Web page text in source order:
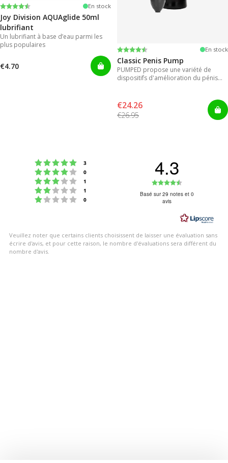
Note:
4.2 sur 5 étoiles En stock
Joy Division AQUAglide 50ml
lubrifiant
Un lubrifiant à base d’eau parmi les
plus populaires
€4.70
Note:
4.3 sur 5 étoiles En stock
Classic Penis Pump
PUMPED propose une variété de
dispositifs d'amélioration du pénis
€24.26
€26.95
Note : 5 étoiles sur 5
3
Note : 4 étoiles sur 5
0
Note : 3 étoiles sur 5
1
Note : 2 étoiles sur 5
1
Note : 1 étoiles sur 5
0
4.3
:
étoiles
sur
5
Basé sur 29 notes et 0
avis
Veuillez noter que certains clients choisissent de laisser une évaluation sans
écrire d'avis, et pour cette raison, le nombre d'évaluations sera différent du
nombre d'avis.